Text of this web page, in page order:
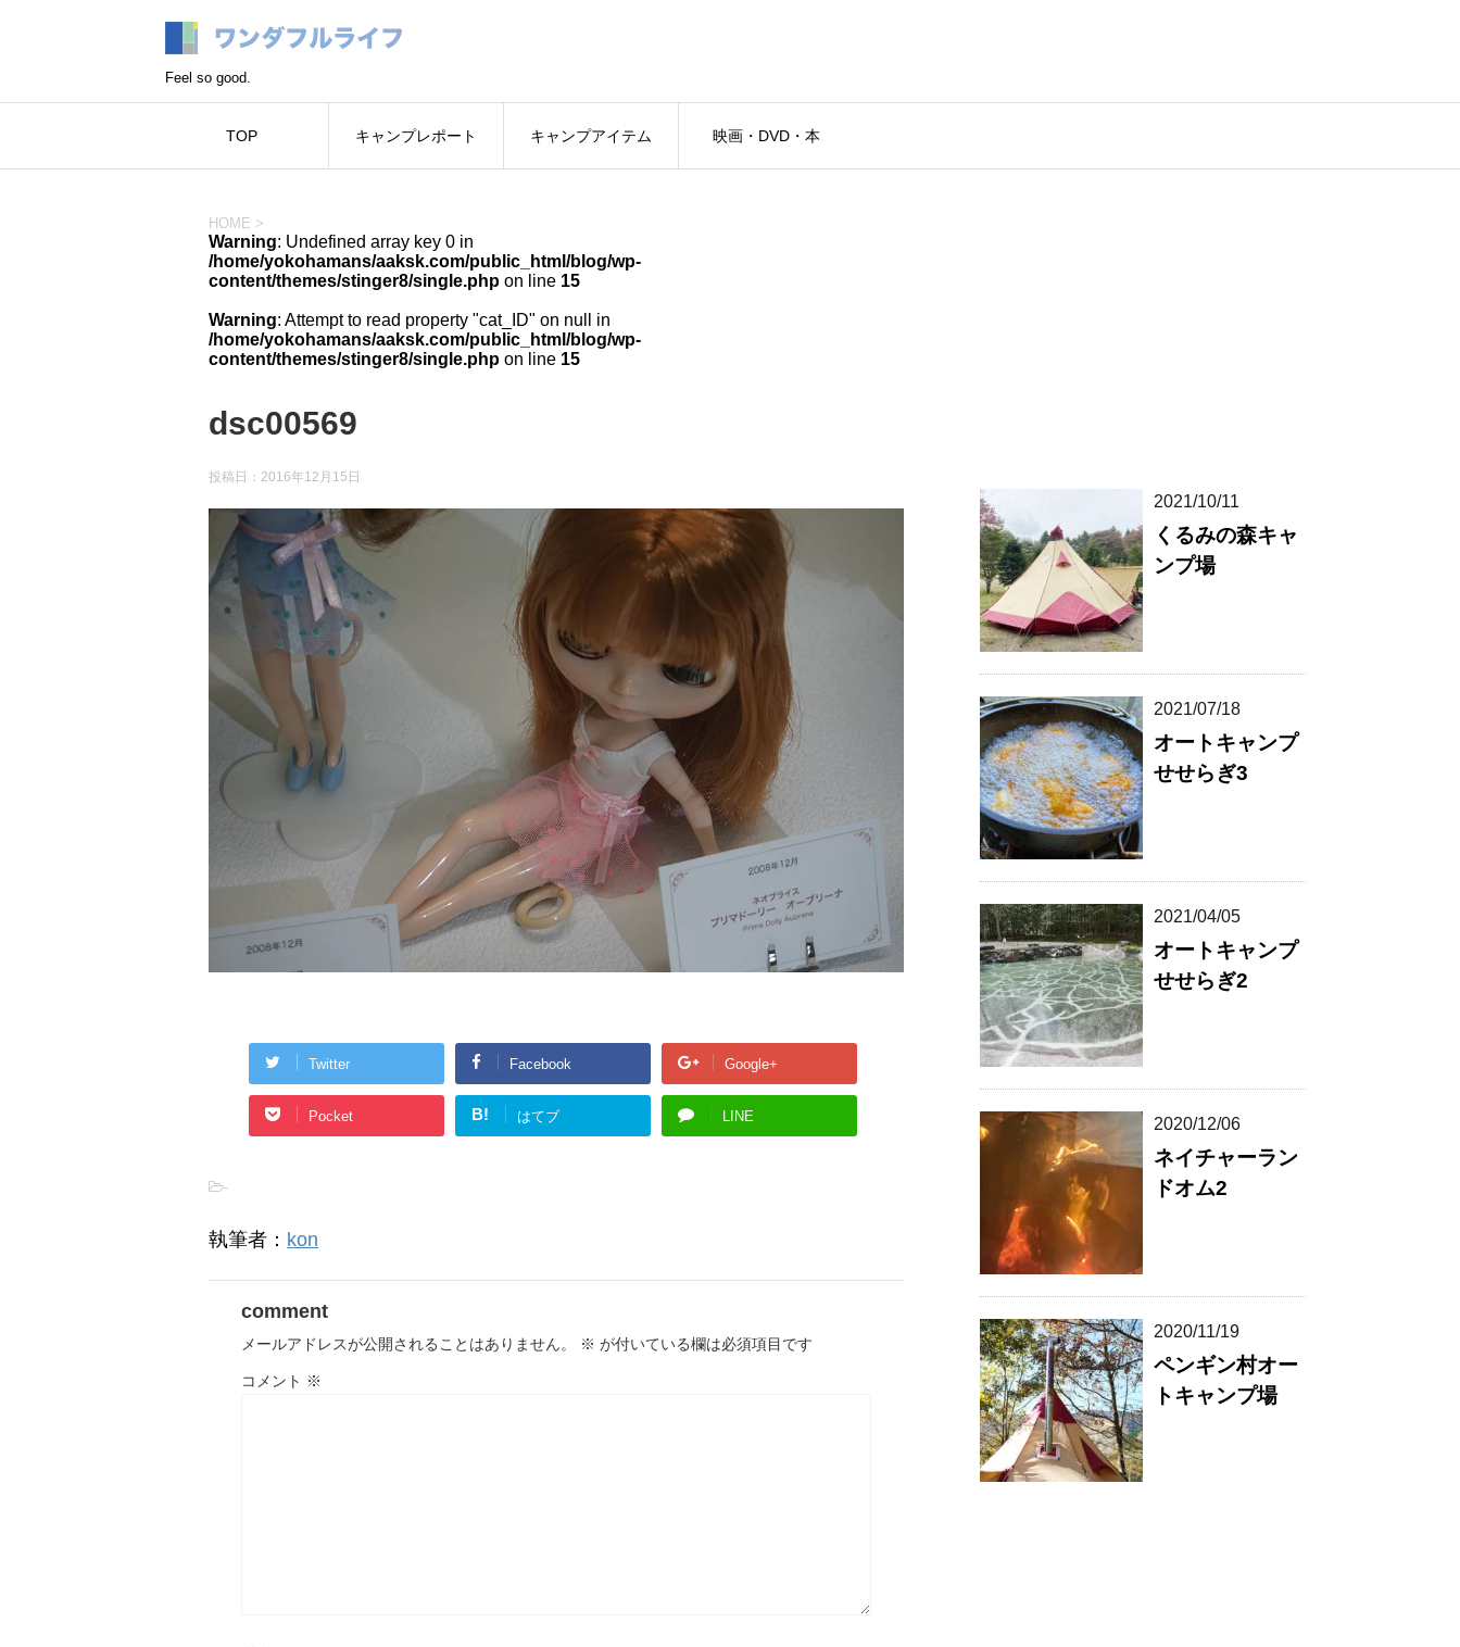
Feel so good.
TOP キャンプレポート キャンプアイテム 映画・DVD・本
HOME >
Warning: Undefined array key 0 in
/home/yokohamans/aaksk.com/public_html/blog/wp-
content/themes/stinger8/single.php on line 15
Warning: Attempt to read property "cat_ID" on null in
/home/yokohamans/aaksk.com/public_html/blog/wp-
content/themes/stinger8/single.php on line 15
dsc00569
投稿日： 2016年12月15日
Twitter Facebook Google+
Pocket B! はてブ LINE
-
執筆者： kon
comment
メールアドレスが公開されることはありません。 ※ が付いている欄は必須項目です
コメント ※
2021/10/11
くるみの森キャ
ンプ場
2021/07/18
オートキャンプ
せせらぎ3
2021/04/05
オートキャンプ
せせらぎ2
2020/12/06
ネイチャーラン
ドオム2
2020/11/19
ペンギン村オー
トキャンプ場